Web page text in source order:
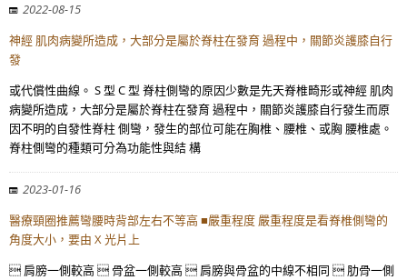
2022-08-15
神經 肌肉病變所造成，大部分是屬於脊柱在發育 過程中，關節炎護膝自行
發
或代償性曲線。 S 型 C 型 脊柱側彎的原因少數是先天脊椎畸形或神經 肌肉
病變所造成，大部分是屬於脊柱在發育 過程中，關節炎護膝自行發生而原
因不明的自發性脊柱 側彎，發生的部位可能在胸椎、腰椎、或胸 腰椎處。
脊柱側彎的種類可分為功能性與結 構
2023-01-16
醫療頸圈推薦彎腰時背部左右不等高 ■嚴重程度 嚴重程度是看脊椎側彎的
角度大小，要由 X 光片上
 肩膀一側較高  骨盆一側較高  肩膀與骨盆的中線不相同  肋骨一側